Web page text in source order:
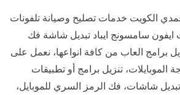
الكويت خدمات تصليح وصيانة تلفونات
ايفون سامسونج ايباد تبديل شاشة فك
برامج العاب من كافة انواعها، نعمل على
الموبايلات، تنزيل برامج أو تطبيقات
شاشات، فك الرمز السري للموبايل،